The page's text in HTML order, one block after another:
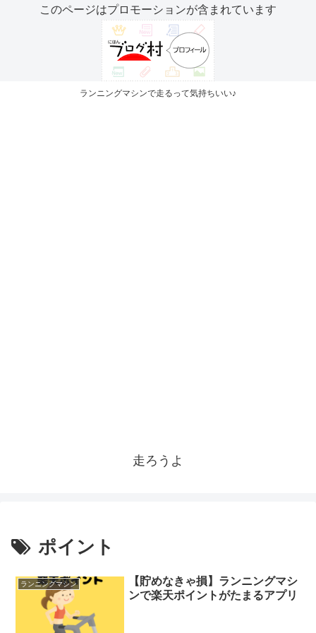
このページはプロモーションが含まれています
ランニングマシンで走るって気持ちいい♪
走ろうよ
ポイント
ランニングマシン
【貯めなきゃ損】ランニングマシ
ンで楽天ポイントがたまるアプリ